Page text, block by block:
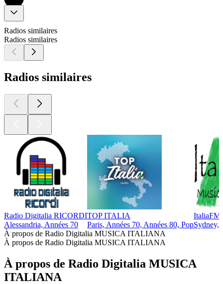
Radios similaires
Radios similaires
Radios similaires
Radio Digitalia RICORDI
Alessandria, Années 70
TOP ITALIA
Paris, Années 70, Années 80, Pop
ItaliaFM
Sydney,
À propos de Radio Digitalia MUSICA ITALIANA
À propos de Radio Digitalia MUSICA ITALIANA
À propos de Radio Digitalia MUSICA
ITALIANA